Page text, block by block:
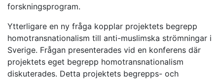
forskningsprogram.
Ytterligare en ny fråga kopplar projektets begrepp
homotransnationalism till anti-muslimska strömningar i
Sverige. Frågan presenterades vid en konferens där
projektets eget begrepp homotransnationalism
diskuterades. Detta projektets begrepps- och